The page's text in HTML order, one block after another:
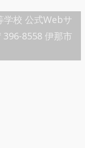
学校 公式Webサ
396-8558 伊那市